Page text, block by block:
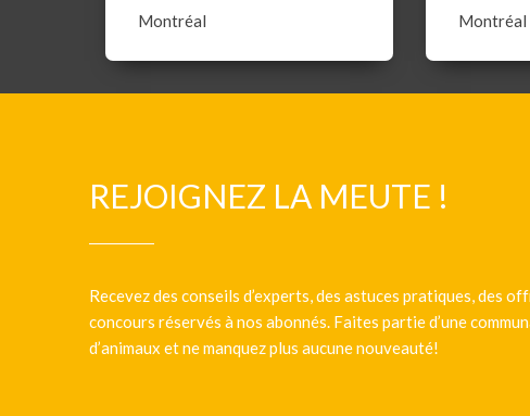
Montréal
Montréal
REJOIGNEZ LA MEUTE !
Recevez des conseils d’experts, des astuces pratiques, des
concours réservés à nos abonnés. Faites partie d’une
d’animaux et ne manquez plus aucune nouveauté!